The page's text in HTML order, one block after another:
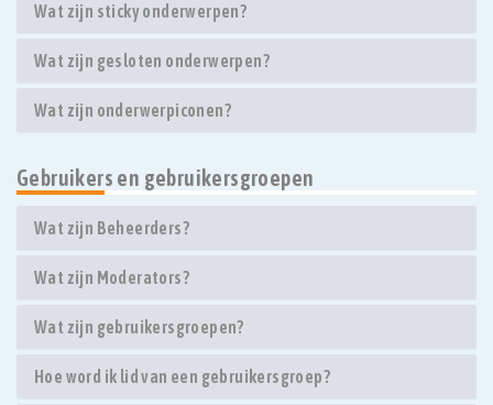
Wat zijn sticky onderwerpen?
Wat zijn gesloten onderwerpen?
Wat zijn onderwerpiconen?
Gebruikers en gebruikersgroepen
Wat zijn Beheerders?
Wat zijn Moderators?
Wat zijn gebruikersgroepen?
Hoe word ik lid van een gebruikersgroep?